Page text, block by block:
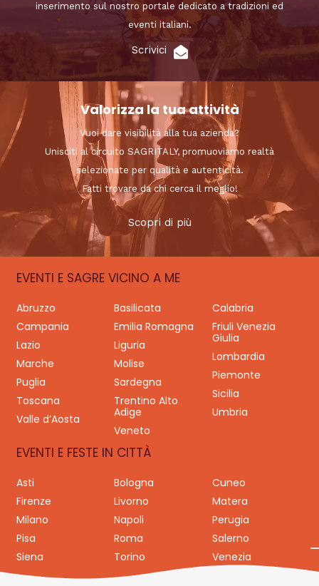
inserimento sul nostro portale dedicato a tradizioni ed
eventi italiani.
Scrivici
Valorizza la tua attività
Vuoi dare visibilità alla tua azienda?
Unisciti al circuito SAGRITALY, promuoviamo realtà
selezionate per qualità e autenticità.
Fatti trovare da chi cerca il meglio!
Scopri di più
EVENTI E SAGRE VICINO A ME
Abruzzo Basilicata
Calabria
Campania
Emilia Romagna
Friuli Venezia
Giulia
Lazio
Liguria
Lombardia
Marche
Molise
Piemonte
Puglia
Sardegna
Sicilia
Toscana
Trentino Alto
Adige
Umbria
Valle d’Aosta
Veneto
EVENTI E FESTE IN CITTÀ
Asti Bologna
Cuneo
Firenze
Livorno
Matera
Milano
Napoli
Perugia
Pisa
Roma
Salerno
Siena
Torino Venezia